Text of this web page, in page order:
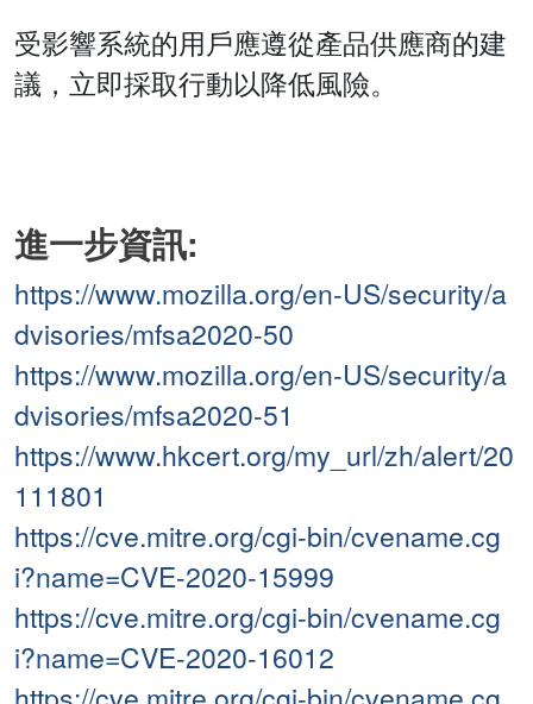
受影響系統的用戶應遵從產品供應商的建
議，立即採取行動以降低風險。
進一步資訊:
https://www.mozilla.org/en-US/security/a
dvisories/mfsa2020-50
https://www.mozilla.org/en-US/security/a
dvisories/mfsa2020-51
https://www.hkcert.org/my_url/zh/alert/20
111801
https://cve.mitre.org/cgi-bin/cvename.cg
i?name=CVE-2020-15999
https://cve.mitre.org/cgi-bin/cvename.cg
i?name=CVE-2020-16012